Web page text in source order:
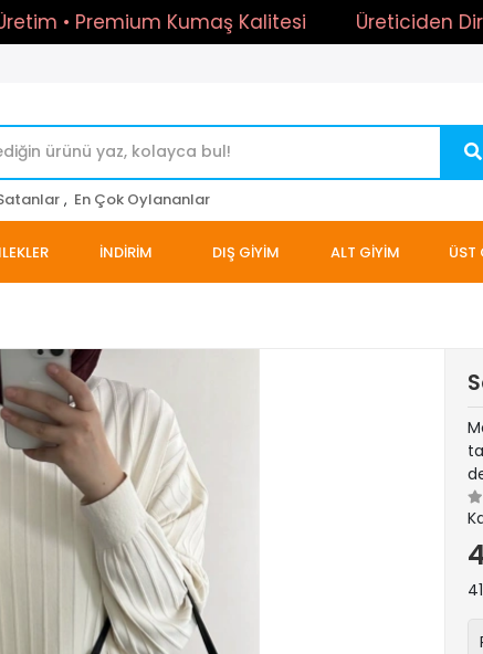
• Premium Kumaş Kalitesi Üreticiden Direkt
, En Çok Oylananlar
İNDİRİM DIŞ GİYİM ALT GİYİM ÜST